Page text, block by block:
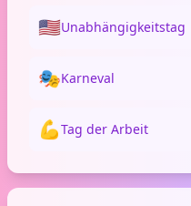
🇺🇸Unabhängigkeitstag
🎭Karneval
💪Tag der Arbeit